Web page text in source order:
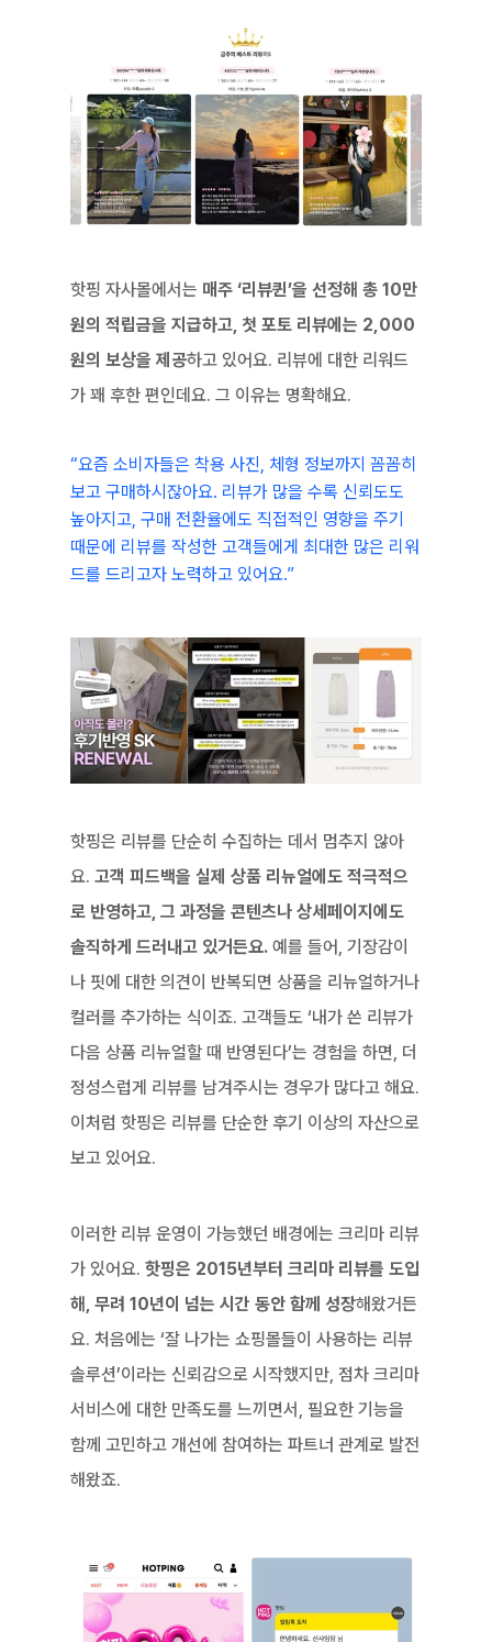
핫핑 자사몰에서는 매주 ‘리뷰퀸’을 선정해 총 10만
원의 적립금을 지급하고, 첫 포토 리뷰에는 2,000
원의 보상을 제공하고 있어요. 리뷰에 대한 리워드
가 꽤 후한 편인데요. 그 이유는 명확해요.
“요즘 소비자들은 착용 사진, 체형 정보까지 꼼꼼히
보고 구매하시잖아요. 리뷰가 많을 수록 신뢰도도
높아지고, 구매 전환율에도 직접적인 영향을 주기
때문에 리뷰를 작성한 고객들에게 최대한 많은 리워
드를 드리고자 노력하고 있어요.”
핫핑은 리뷰를 단순히 수집하는 데서 멈추지 않아
요. 고객 피드백을 실제 상품 리뉴얼에도 적극적으
로 반영하고, 그 과정을 콘텐츠나 상세페이지에도
솔직하게 드러내고 있거든요. 예를 들어, 기장감이
나 핏에 대한 의견이 반복되면 상품을 리뉴얼하거나
컬러를 추가하는 식이죠. 고객들도 ‘내가 쓴 리뷰가
다음 상품 리뉴얼할 때 반영된다’는 경험을 하면, 더
정성스럽게 리뷰를 남겨주시는 경우가 많다고 해요.
이처럼 핫핑은 리뷰를 단순한 후기 이상의 자산으로
보고 있어요.
이러한 리뷰 운영이 가능했던 배경에는 크리마 리뷰
가 있어요. 핫핑은 2015년부터 크리마 리뷰를 도입
해, 무려 10년이 넘는 시간 동안 함께 성장해왔거든
요. 처음에는 ‘잘 나가는 쇼핑몰들이 사용하는 리뷰
솔루션’이라는 신뢰감으로 시작했지만, 점차 크리마
서비스에 대한 만족도를 느끼면서, 필요한 기능을
함께 고민하고 개선에 참여하는 파트너 관계로 발전
해왔죠.